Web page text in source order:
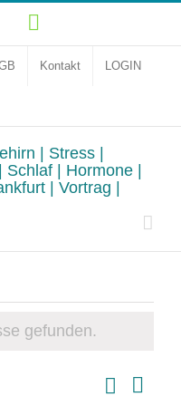
Instagram
Kontakt LOGIN
gefunden.
Suche
Monat